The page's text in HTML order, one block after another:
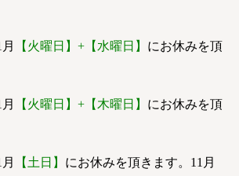
【火曜日】+【水曜日】 にお休みを頂
【火曜日】+【木曜日】 にお休みを頂
【土日】 にお休みを頂きます。11月